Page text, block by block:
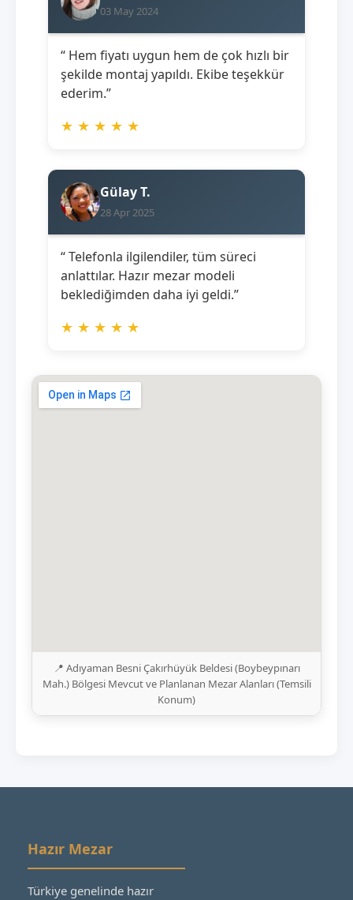
03 May 2024
“ Hem fiyatı uygun hem de çok hızlı bir
şekilde montaj yapıldı. Ekibe teşekkür
ederim.”
★ ★ ★ ★ ★
Gülay T.
28 Apr 2025
“ Telefonla ilgilendiler, tüm süreci
anlattılar. Hazır mezar modeli
beklediğimden daha iyi geldi.”
★ ★ ★ ★ ★
📍 Adıyaman Besni Çakırhüyük Beldesi (Boybeypınarı
Mah.) Bölgesi Mevcut ve Planlanan Mezar Alanları (Temsili
Konum)
Hazır Mezar
Türkiye genelinde hazır